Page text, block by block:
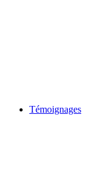
Témoignages